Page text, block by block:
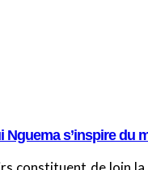
s’inspire